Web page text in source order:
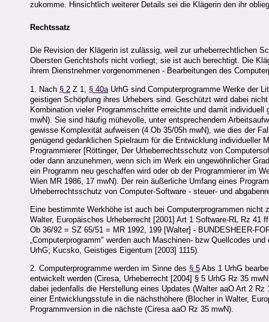
zukomme. Hinsichtlich weiterer Details sei die Klägerin den ihr
Rechtssatz
Die Revision der Klägerin ist zulässig, weil zur urheberrechtlichen
Obersten Gerichtshofs nicht vorliegt; sie ist auch berechtigt. Die
ihrem Dienstnehmer vorgenommenen - Bearbeitungen des
1. Nach § 2 Z 1, § 40a UrhG sind Computerprogramme Werke der
geistigen Schöpfung ihres Urhebers sind. Geschützt wird dabei
Kombination vieler Programmschritte erreichte und damit
mwN). Sie sind häufig mühevolle, unter entsprechendem
gewisse Komplexität aufweisen (4 Ob 35/05h mwN), wie dies der
genügend gedanklichen Spielraum für die Entwicklung individueller
Programmierer [Röttinger, Der Urheberrechtsschutz von
oder dann anzunehmen, wenn sich im Werk ein ungewöhnlicher
ein Programm neu geschaffen wird oder ob der Programmierer im
Wien MR 1986, 17 mwN). Der rein äußerliche Umfang eines
Urheberrechtsschutz von Computer-Software - steuer- und
Eine bestimmte Werkhöhe ist auch bei Computerprogrammen
Walter, Europäisches Urheberrecht [2001] Art 1 Software-RL Rz
Ob 36/92 = SZ 65/51 = MR 1992, 199 [Walter] - BUNDESHEER-
„Computerprogramm" werden auch Maschinen- bzw Quellcodes
UrhG; Kucsko, Geistiges Eigentum [2003] 1115).
2. Computerprogramme werden im Sinne des § 5 Abs 1 UrhG
entwickelt werden (Ciresa, Urheberrecht [2004] § 5 UrhG Rz 35
dabei jedenfalls die Herstellung eines Updates (Walter aaO Art 2
einer Entwicklungsstufe in die nächsthöhere (Blocher in Walter,
Programmversion in die nächste (Ciresa aaO Rz 35 mwN).